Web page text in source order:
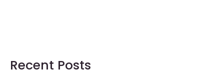
Recent Posts